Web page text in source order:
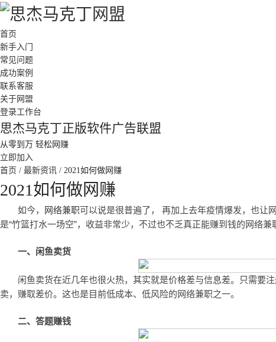
首页
新手入门
常见问题
成功案例
联系客服
关于网盟
登录工作台
思杰马克丁正版软件广告联盟
从零到万 轻松网赚
立即加入
首页 / 最新资讯 / 2021如何做网赚
2021如何做网赚
如今， 网络兼职可以说是很普遍了， 再加上去年疫情爆发，也让
是“竹篮打水一场空”，收益非常少，不过也不乏真正能赚到钱的网络兼
一、闲鱼卖货
闲鱼卖货在近几年也很火热，其实就是价格差与信息差。只需要
卖，赚取差价。这也是目前低成本、低风险的网络兼职之一。
二、答题赚钱